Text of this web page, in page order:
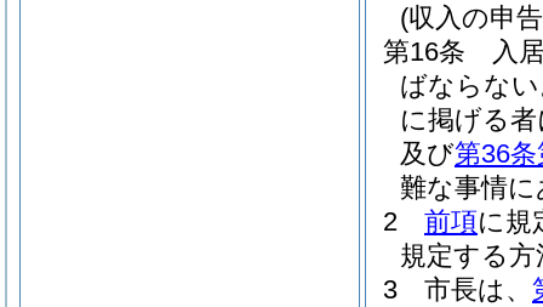
(収入の申
第16条
入
ばならな
に掲げる
及び第36
難な事情
2
前項に規
規定する
3
市長は、